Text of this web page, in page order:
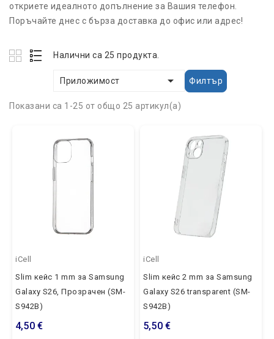
откриете идеалното допълнение за Вашия телефон.
Поръчайте днес с бърза доставка до офис или адрес!
Налични са 25 продукта.
Приложимост  Филтър
Показани са 1-25 от общо 25 артикул(а)
iCell
Slim кейс 1 mm за Samsung
Galaxy S26, Прозрачен (SM-
S942B)
4,50 €
iCell
Slim кейс 2 mm за Samsung
Galaxy S26 transparent (SM-
S942B)
5,50 €